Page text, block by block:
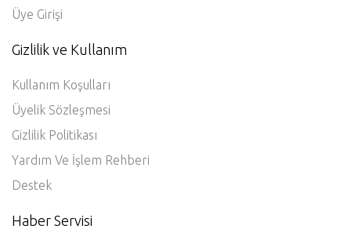
Üye Girişi
Gizlilik ve Kullanım
Kullanım Koşulları
Üyelik Sözleşmesi
Gizlilik Politikası
Yardım Ve İşlem Rehberi
Destek
Haber Servisi